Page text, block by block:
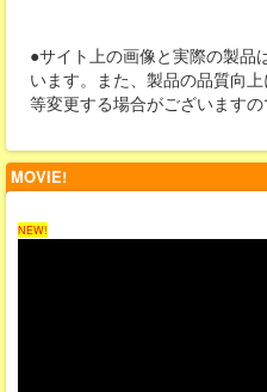
●サイト上の画像と実際の製品
います。また、製品の品質向
等変更する場合がございますの
MOVIE!
NEW!